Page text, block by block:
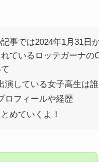
事では2024年1月31日
ているロッテガーナの
演している女子高生は誰
ロフィールや経歴
めていくよ！